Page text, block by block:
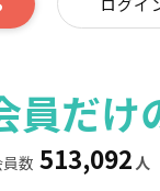
だけ
数 513,092人